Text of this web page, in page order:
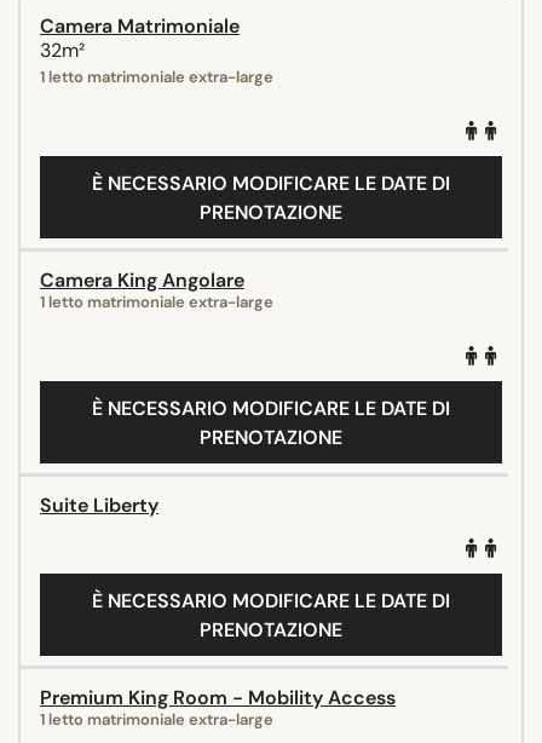
Camera Matrimoniale
32m²
1 letto matrimoniale extra-large
È NECESSARIO MODIFICARE LE DATE DI
PRENOTAZIONE
Camera King Angolare
1 letto matrimoniale extra-large
È NECESSARIO MODIFICARE LE DATE DI
PRENOTAZIONE
Suite Liberty
È NECESSARIO MODIFICARE LE DATE DI
PRENOTAZIONE
Premium King Room - Mobility Access
1 letto matrimoniale extra-large